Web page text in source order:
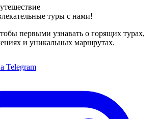
туры с нами!
первыми узнавать о горящих турах,
и уникальных маршрутах.
Telegram